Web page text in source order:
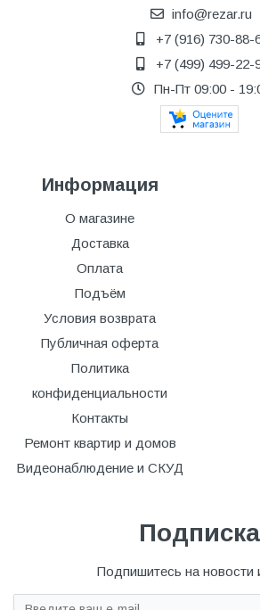
info@rezar.ru
+7 (916) 730-88-
+7 (499) 499-22-
Пн-Пт 09:00 -
Информация
О магазине
Доставка
Оплата
Подъём
Условия возврата
Публичная оферта
Политика
конфиденциальности
Контакты
Ремонт квартир и домов
Видеонаблюдение и СКУД
Подписка
Подпишитесь на новости